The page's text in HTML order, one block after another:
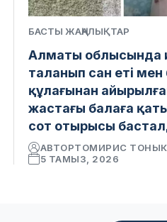
БАСТЫ ЖАҢАЛЫҚТАР
Алматы облысында
таланып сан еті мен
құлағынан
жастағы балаға
сот отырысы
АВТОРТОМИРИС
5 ТАМЫЗ, 2026